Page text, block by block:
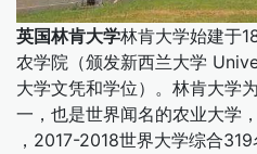
英国林肯大学林肯大学始建于
农学院（颁发新西兰大学
大学文凭和学位）。林肯大学
一，也是世界闻名的农业大学
，2017-2018世界大学综合